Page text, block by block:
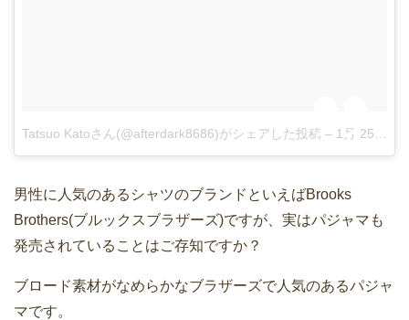
Tatsuo Katoさん(@afterdark8686)がシェアした投稿 – 1月 25, 2018 at 11:16午後 PST
男性に人気のあるシャツのブランドといえばBrooks
Brothers(ブルックスブラザーズ)ですが、実はパジャマも
発売されていることはご存知ですか？
ブロード素材がなめらかなブラザーズで人気のあるパジャ
マです。